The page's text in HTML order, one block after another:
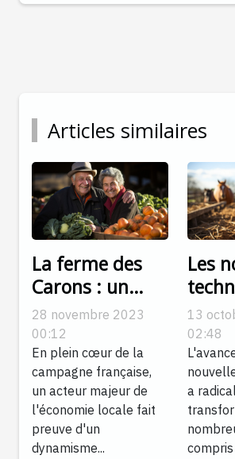
Articles similaires
La ferme des
Carons : un
acteur majeur
dans l'économie
locale
28 novembre 2023
00:12
En plein cœur de la
campagne française,
un acteur majeur de
l'économie locale fait
preuve d'un
dynamisme...
Les
dans
pour
13
02:48
a
compris